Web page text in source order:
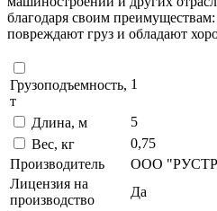
благодаря своим
повреждают груз и обладают
Грузоподъемность,
т
1
Длина, м
5
Вес, кг
0,75
Производитель
ООО
Лицензия на
производство
Да